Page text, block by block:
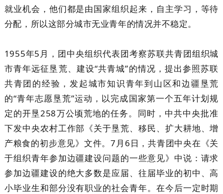
就业机会，他们都是由国家组织起来，自主学习，等待
分配，所以这部分城市无业青年的情况并不稳定。
1955年5月，团中央组织代表团考察苏联共青团组织城
市青年远征垦荒、建设“共青城”的情况，提出参照苏联
共青团的经验，发起城市知识青年到山区和边疆垦荒
的“青年志愿垦荒”运动，以完成国家第一个五年计划规
定的开垦258万公顷荒地的任务。同时，中共中央批准
下发中央农村工作部《关于垦荒、移民、扩大耕地、增
产粮食的初步意见》文件。7月6日，共青团中央在《关
于组织青年参加边疆建设问题的一些意见》中说：请求
参加边疆建设的绝大多数是应届、往届毕业的初中、高
小毕业生和部分没有职业的社会青年。在今后一定时期